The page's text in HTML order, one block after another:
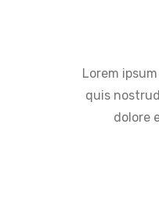
Lorem
quis
dolore